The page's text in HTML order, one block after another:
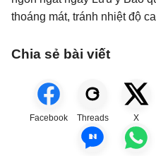
thoáng mát, tránh nhiệt độ
Chia sẻ bài viết
Facebook Threads X